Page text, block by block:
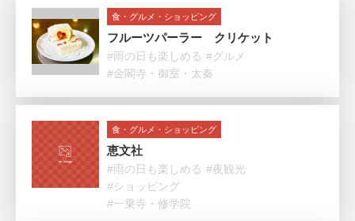
食・グルメ・ショッピング
フルーツパーラー クリケット
#雨の日も楽しめる #グルメ
#金閣寺・御室・太秦
食・グルメ・ショッピング
恵文社
#雨の日も楽しめる #夜観光
#ショッピング
#一乗寺・修学院